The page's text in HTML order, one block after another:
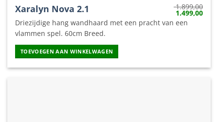
Xaralyn Nova 2.1 1.899,00
prijs
was:
1.499,00
prijs
Driezijdige hang wandhaard met een pracht van een
vlammen spel. 60cm Breed.
TOEVOEGEN AAN WINKELWAGEN